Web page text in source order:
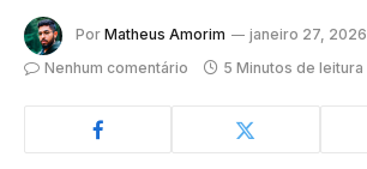
Por Matheus Amorim
janeiro 27, 2026
Nenhum comentário
5 Minutos de leitura